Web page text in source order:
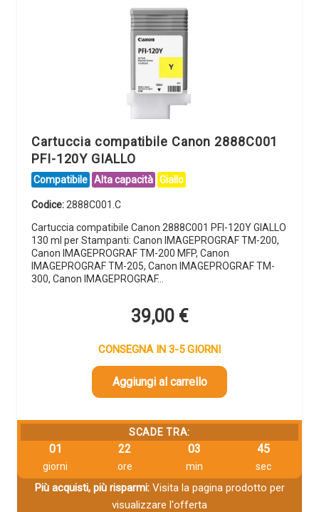
Cartuccia compatibile Canon 2888C001
PFI-120Y GIALLO
Compatibile Alta capacità Giallo
Codice:2888C001.C
Cartuccia compatibile Canon 2888C001 PFI-120Y GIALLO
130 ml per Stampanti: Canon IMAGEPROGRAF TM-200,
Canon IMAGEPROGRAF TM-200 MFP, Canon
IMAGEPROGRAF TM-205, Canon IMAGEPROGRAF TM-
300, Canon IMAGEPROGRAF…
39,00 €
CONSEGNA IN 3-5 GIORNI
Aggiungi al carrello
SCADE TRA:
01
giorni
22
ore
03
min
44
sec
Più acquisti, più risparmi:Visita la pagina prodotto per
visualizzare l'offerta